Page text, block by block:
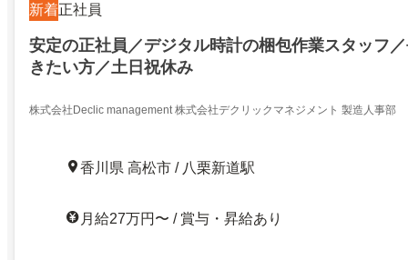
新着正社員
安定の正社員／デジタル時計の梱包作業スタッフ
きたい方／土日祝休み
株式会社Declic management 株式会社デクリックマネジメント 製造人事部
香川県 高松市 / 八栗新道駅
月給27万円〜 / 賞与・昇給あり